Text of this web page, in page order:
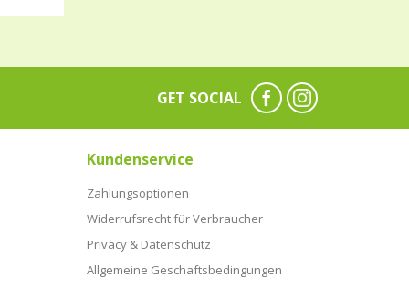
GET SOCIAL
Kundenservice
Zahlungsoptionen
Widerrufsrecht für Verbraucher
Privacy & Datenschutz
Allgemeine Geschaftsbedingungen